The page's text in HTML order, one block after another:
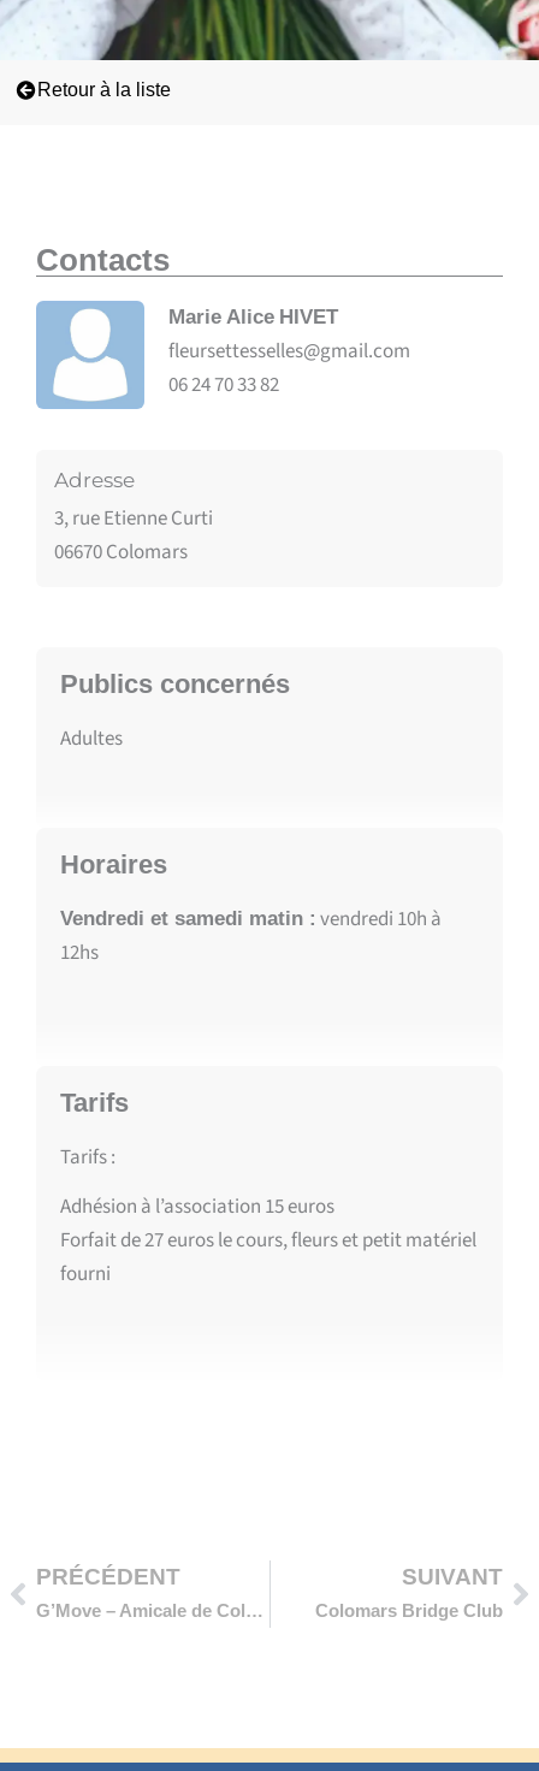
Retour à la liste
Contacts
Marie Alice HIVET
fleursettesselles@gmail.com
06 24 70 33 82
Adresse
3, rue Etienne Curti
06670 Colomars
Publics concernés
Adultes
Horaires
Vendredi et samedi matin : vendredi 10h à
12hs
Tarifs
Tarifs :
Adhésion à l’association 15 euros
Forfait de 27 euros le cours, fleurs et petit matériel
fourni
Précédent
PRÉCÉDENT
G’Move – Amicale de Colomars
SUIVANT
Colomars Bridge Club